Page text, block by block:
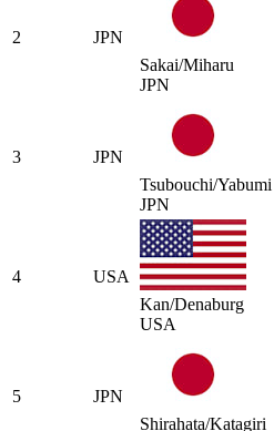
2
JPN
Sakai/Miharu
JPN
3
JPN
Tsubouchi/Yabumi
JPN
4
USA
Kan/Denaburg
USA
5
JPN
Shirahata/Katagiri